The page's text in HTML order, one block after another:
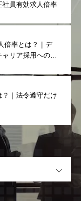
社員有効求人倍率
倍率とは？｜デ
リア採用への影
？｜法令遵守だけ